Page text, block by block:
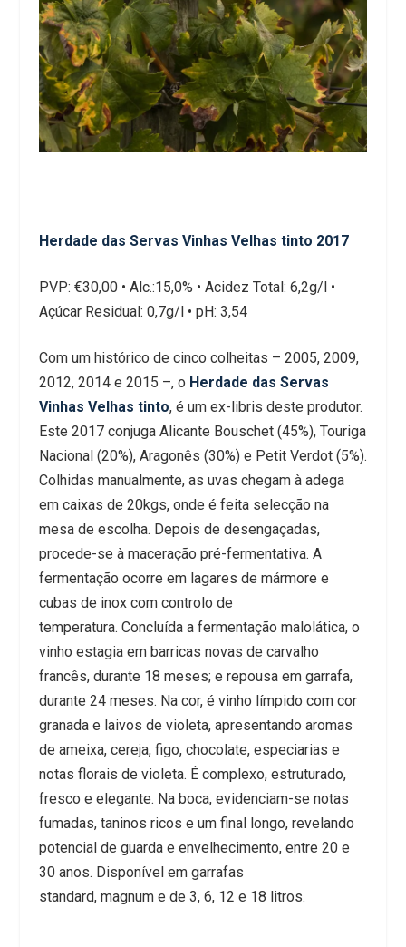
Herdade das Servas Vinhas Velhas tinto 2017
PVP: €30,00 • Alc.:15,0% • Acidez Total: 6,2g/l •
Açúcar Residual: 0,7g/l • pH: 3,54
Com um histórico de cinco colheitas – 2005, 2009,
2012, 2014 e 2015 –, o Herdade das Servas
Vinhas Velhas tinto, é um ex-libris deste produtor.
Este 2017 conjuga Alicante Bouschet (45%), Touriga
Nacional (20%), Aragonês (30%) e Petit Verdot (5%).
Colhidas manualmente, as uvas chegam à adega
em caixas de 20kgs, onde é feita selecção na
mesa de escolha. Depois de desengaçadas,
procede-se à maceração pré-fermentativa. A
fermentação ocorre em lagares de mármore e
cubas de inox com controlo de
temperatura. Concluída a fermentação malolática, o
vinho estagia em barricas novas de carvalho
francês, durante 18 meses; e repousa em garrafa,
durante 24 meses. Na cor, é vinho límpido com cor
granada e laivos de violeta, apresentando aromas
de ameixa, cereja, figo, chocolate, especiarias e
notas florais de violeta. É complexo, estruturado,
fresco e elegante. Na boca, evidenciam-se notas
fumadas, taninos ricos e um final longo, revelando
potencial de guarda e envelhecimento, entre 20 e
30 anos. Disponível em garrafas
standard, magnume de 3, 6, 12 e 18 litros.